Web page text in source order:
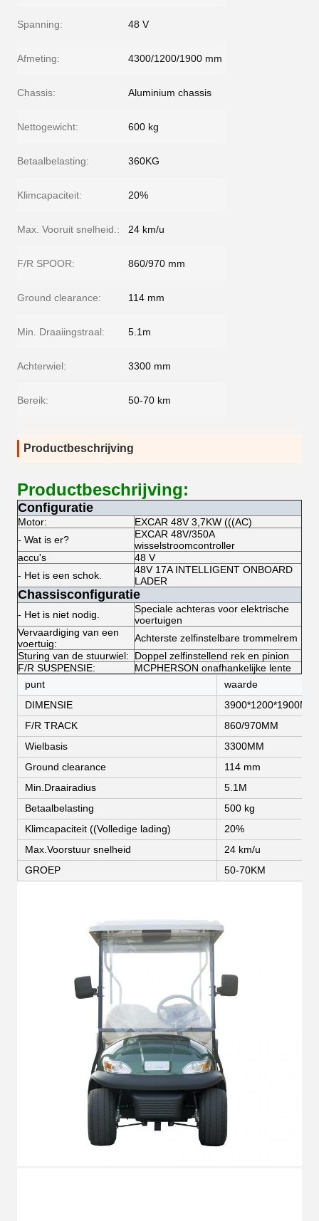
Spanning: 48 V
Afmeting: 4300/1200/1900 mm
Chassis: Aluminium chassis
Nettogewicht: 600 kg
Betaalbelasting: 360KG
Klimcapaciteit: 20%
Max. Vooruit snelheid.: 24 km/u
F/R SPOOR: 860/970 mm
Ground clearance: 114 mm
Min. Draaiingstraal: 5.1m
Achterwiel: 3300 mm
Bereik: 50-70 km
Productbeschrijving
Productbeschrijving:
Configuratie
Motor:
EXCAR 48V 3,7KW (((AC)
- Wat is er?
EXCAR 48V/350A
wisselstroomcontroller
accu's
48 V
- Het is een schok.
48V 17A INTELLIGENT ONBOARD
LADER
Chassisconfiguratie
- Het is niet nodig.
Speciale achteras voor elektrische
voertuigen
Vervaardiging van een
voertuig:
Achterste zelfinstelbare trommelrem
Sturing van de stuurwiel:
Doppel zelfinstellend rek en pinion
F/R SUSPENSIE:
MCPHERSON onafhankelijke lente
punt
waarde
DIMENSIE
3900*1200*1900MM
F/R TRACK
860/970MM
Wielbasis
3300MM
Ground clearance
114 mm
Min.Draairadius
5.1M
Betaalbelasting
500 kg
Klimcapaciteit ((Volledige lading)
20%
Max.Voorstuur snelheid
24 km/u
GROEP
50-70KM